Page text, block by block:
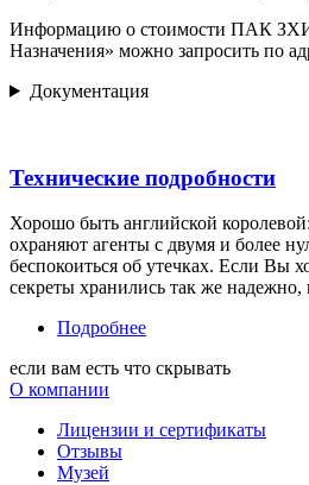
Информацию о стоимости ПАК
Назначения» можно запросить по
Документация
Технические подробности
Хорошо быть английской
охраняют агенты с двумя и более
беспокоиться об утечках. Если Вы
секреты хранились так же надежно,
Подробнее
если вам есть что скрывать
О компании
Лицензии и сертификаты
Отзывы
Музей